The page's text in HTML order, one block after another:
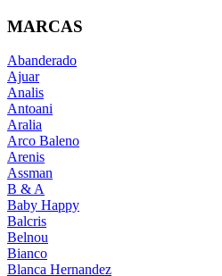
MARCAS
Abanderado
Ajuar
Analis
Antoani
Aralia
Arco Baleno
Arenis
Assman
B & A
Baby Happy
Balcris
Belnou
Bianco
Blanca Hernandez